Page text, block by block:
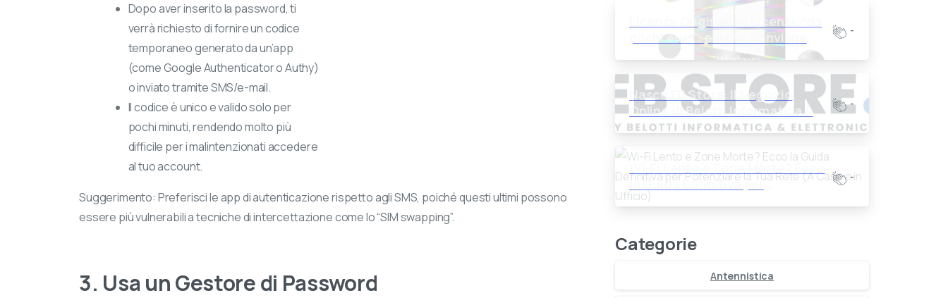
Dopo aver inserito la password, ti
verrà richiesto di fornire un codice
temporaneo generato da un’app
(come Google Authenticator o Authy)
o inviato tramite SMS/e-mail.
Il codice è unico e valido solo per
pochi minuti, rendendo molto più
difficile per i malintenzionati accedere
al tuo account.
Suggerimento: Preferisci le app di autenticazione rispetto agli SMS, poiché questi ultimi possono
essere più vulnerabili a tecniche di intercettazione come lo “SIM swapping”.
3. Usa un Gestore di Password
Licenze Originali vs Licenze “da
pochi euro”: perché conviene
stare alla larga dalle offerte
troppo belle
-
Nasce EB Store: Il Negozio
Online di Belotti Informatica &
Elettronica
-
Wi-Fi Lento e Zone Morte? Ecco
la Guida Definitiva per
Potenziare la Tua Rete (A Casa
-
Categorie
Antennistica
disponibili. Scegli quello che ti serve, ordinalo in pochi clic e